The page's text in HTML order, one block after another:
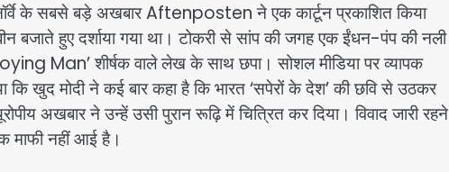
के सबसे बड़े अखबार Aftenposten ने एक कार्टून प्रकाशित किया
बजाते हुए दर्शाया गया था। टोकरी से सांप की जगह एक ईंधन-पंप की नली
Man’ शीर्षक वाले लेख के साथ छपा। सोशल मीडिया पर व्यापक
खुद मोदी ने कई बार कहा है कि भारत ‘सपेरों के देश’ की छवि से उठकर
अखबार ने उन्हें उसी पुरान रूढ़ि में चित्रित कर दिया। विवाद जारी रहने
नहीं आई है।